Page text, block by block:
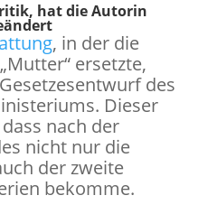
hat die Autorin
, in der die
ersetzte,
des
Dieser
nach der
nicht nur die
der zweite
bekomme.